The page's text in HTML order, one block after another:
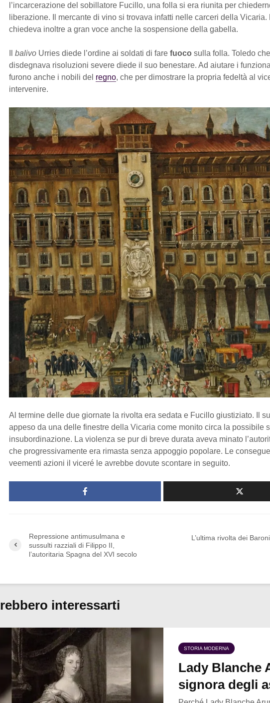
l’incarcerazione del sobillatore Fucillo, una folla si era riunita per
liberazione. Il mercante di vino si trovava infatti nelle carceri della Vicaria.
chiedeva inoltre a gran voce anche la sospensione della gabella.
balivo Urries diede l’ordine ai soldati di fare fuoco sulla folla. Toledo
disdegnava risoluzioni severe diede il suo benestare. Ad aiutare i
furono anche i nobili del regno, che per dimostrare la propria fedeltà al
intervenire.
Al termine delle due giornate la rivolta era sedata e Fucillo giustiziato. Il
appeso da una delle finestre della Vicaria come monito circa la possibile
insubordinazione. La violenza se pur di breve durata aveva minato
che progressivamente era rimasta senza appoggio popolare. Le
veementi azioni il viceré le avrebbe dovute scontare in seguito.
Repressione antimusulmana e
sussulti razziali di Filippo II,
l’autoritaria Spagna del XVI secolo
L’ultima rivolta dei
interessarti
STORIA MODERNA
Lady Blanche
signora degli